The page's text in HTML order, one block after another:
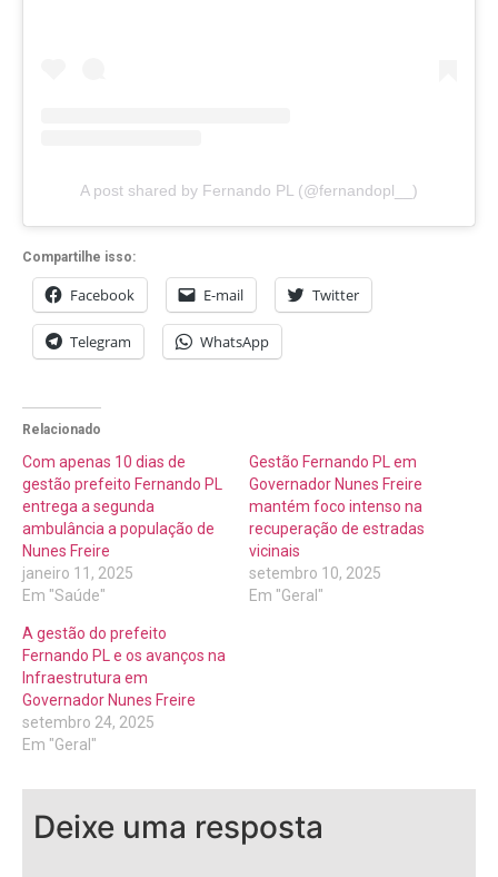
A post shared by Fernando PL (@fernandopl__)
Compartilhe isso:
Facebook E-mail Twitter
Telegram WhatsApp
Relacionado
Com apenas 10 dias de
gestão prefeito Fernando PL
entrega a segunda
ambulância a população de
Nunes Freire
janeiro 11, 2025
Em "Saúde"
Gestão Fernando PL em
Governador Nunes Freire
mantém foco intenso na
recuperação de estradas
vicinais
setembro 10, 2025
Em "Geral"
A gestão do prefeito
Fernando PL e os avanços na
Infraestrutura em
Governador Nunes Freire
setembro 24, 2025
Em "Geral"
Deixe uma resposta